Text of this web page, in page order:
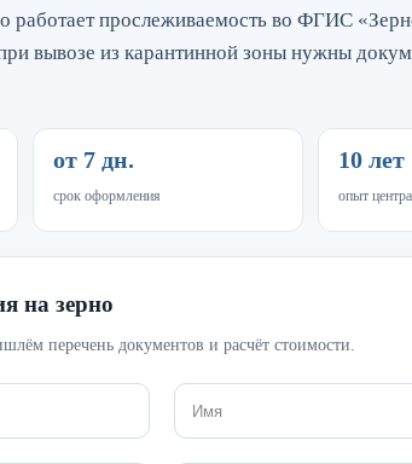
работает прослеживаемость во ФГИС
вывозе из карантинной зоны нужны
от 7 дн.
срок оформления
10 лет
опыт
на зерно
перечень документов и расчёт стоимости.